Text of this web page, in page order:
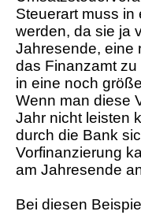
Steuerart muss in
werden, da sie ja
Jahresende, eine
das Finanzamt
in eine noch
Wenn man diese
Jahr nicht leisten
durch die Bank
Vorfinanzierung
am Jahresende
Bei diesen